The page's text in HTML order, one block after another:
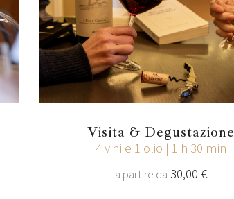
Visita & Degustazione
4 vini e 1 olio | 1 h 30 min
a partire da 30,00 €